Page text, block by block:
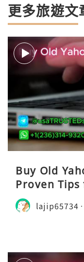
更多旅遊文
Buy Old
Proven
lajip65734